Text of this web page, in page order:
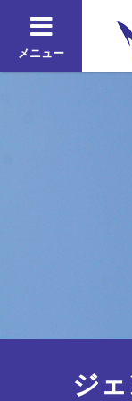
メニュー
ジ